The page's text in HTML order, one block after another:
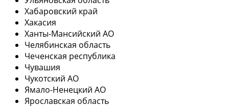
Хабаровский край
Хакасия
Ханты-Мансийский АО
Челябинская область
Чеченская республика
Чувашия
Чукотский АО
Ямало-Ненецкий АО
Ярославская область